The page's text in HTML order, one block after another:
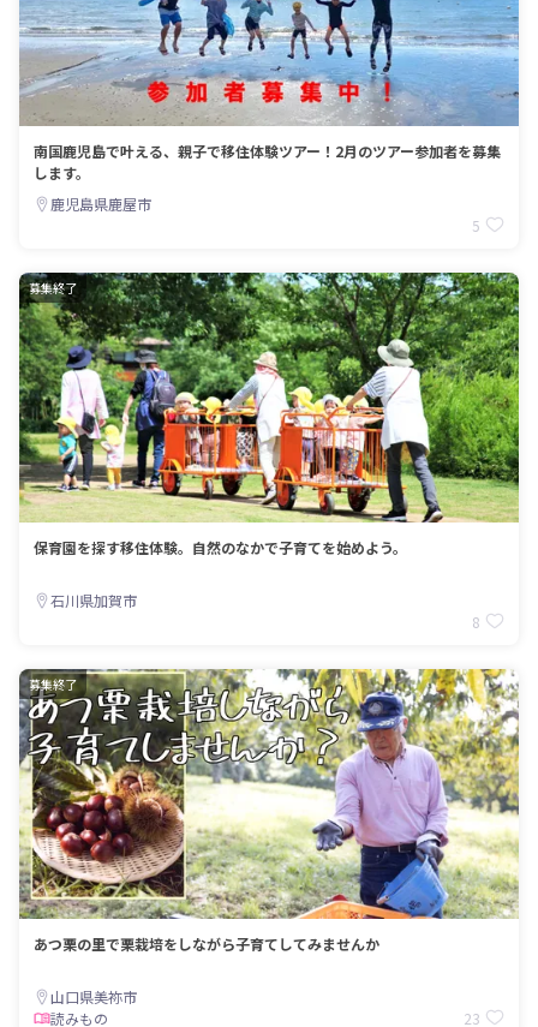
南国鹿児島で叶える、親子で移住体験ツアー！2月のツアー参加者を募集
します。
鹿児島県鹿屋市
5
募集終了
保育園を探す移住体験。自然のなかで子育てを始めよう。
石川県加賀市
8
募集終了
あつ栗の里で栗栽培をしながら子育てしてみませんか
山口県美祢市
読みもの
23